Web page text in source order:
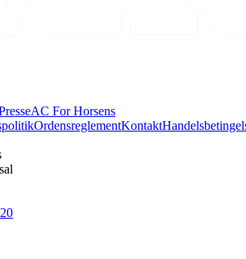
AC For Horsens
OrdensreglementKontakt